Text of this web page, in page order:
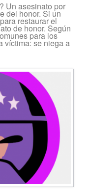
Un asesinato por
del honor. Si un
restaurar el
de honor. Según
para los
víctima: se niega a